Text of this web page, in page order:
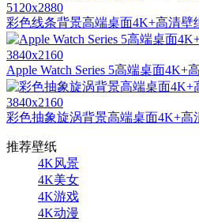
5120x2880
彩色线条背景高端桌面4K+高清壁
3840x2160
Apple Watch Series 5高端桌面4K+
3840x2160
彩色抽象旋涡背景高端桌面4K+高
推荐壁纸
4K风景
4K美女
4K游戏
4K动漫